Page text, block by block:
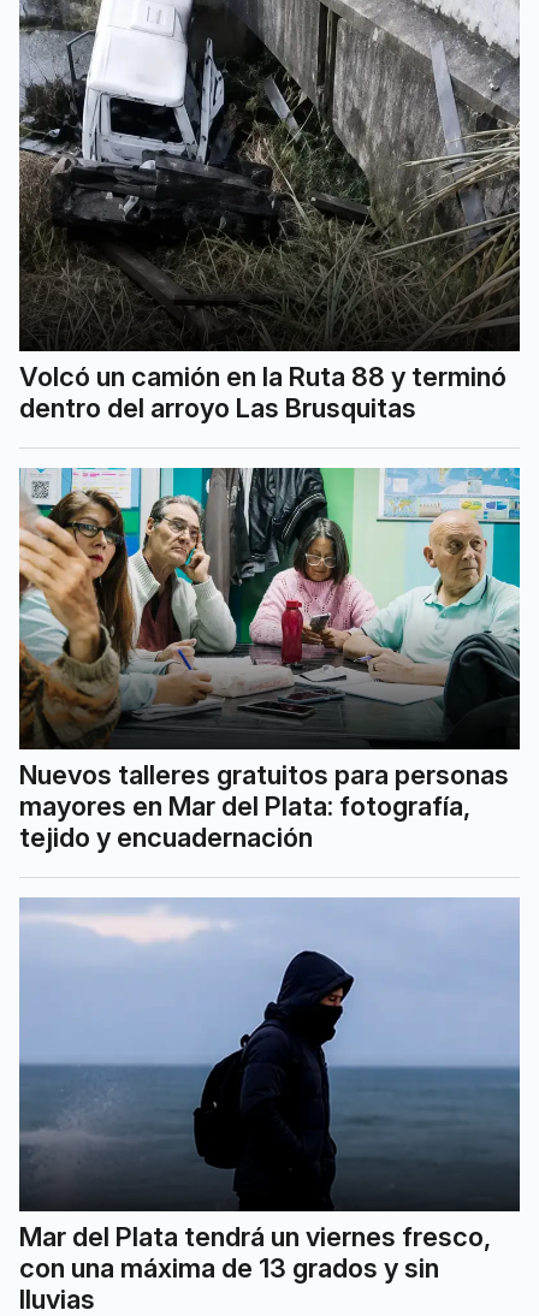
Volcó un camión en la Ruta 88 y terminó
dentro del arroyo Las Brusquitas
Nuevos talleres gratuitos para personas
mayores en Mar del Plata: fotografía,
tejido y encuadernación
Mar del Plata tendrá un viernes fresco,
con una máxima de 13 grados y sin
lluvias